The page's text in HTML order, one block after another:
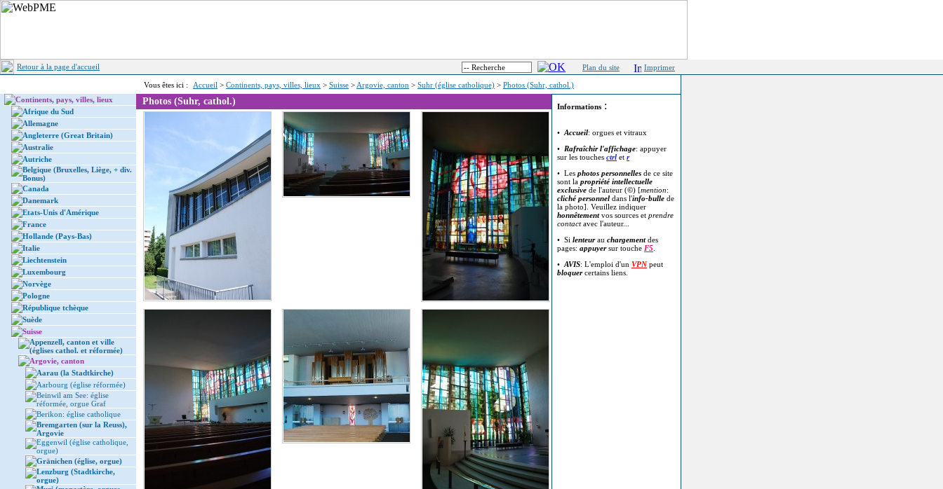
Retour à la page d'accueil Plan du site Imprimer
Vous êtes ici : Accueil > Continents, pays, villes, lieux > Suisse > Argovie, canton > Suhr (église catholique) > Photos (Suhr, cathol.)
Continents, pays, villes, lieux
Afrique du Sud
Allemagne
Angleterre (Great Britain)
Australie
Autriche
Belgique (Bruxelles, Liège, + div.
Bonus)
Canada
Danemark
Etats-Unis d'Amérique
France
Hollande (Pays-Bas)
Italie
Liechtenstein
Luxembourg
Norvège
Pologne
République tchèque
Suède
Suisse
Appenzell, canton et ville
(églises cathol. et réformée)
Argovie, canton
Aarau (la Stadtkirche)
Aarbourg (église réformée)
Beinwil am See: église
réformée, orgue Graf
Berikon: église catholique
Bremgarten (sur la Reuss),
Argovie
Eggenwil (église catholique,
orgue)
Gränichen (église, orgue)
Lenzburg (Stadtkirche,
orgue)
Photos (Suhr, cathol.) Informations :
• Accueil: orgues et vitraux
• Rafraîchir l'affichage: appuyer
sur les touches ctrl et r
• Les photos personnelles de ce site
sont la propriété intellectuelle
exclusive de l'auteur (©) [mention:
cliché personnel dans l'info-bulle de
la photo]. Veuillez indiquer
honnêtementvos sources et prendre
contactavec l'auteur...
• Si lenteurau chargementdes
pages: appuyersur touche F5
• AVIS: L'emploi d'un VPNpeut
bloquercertains liens.